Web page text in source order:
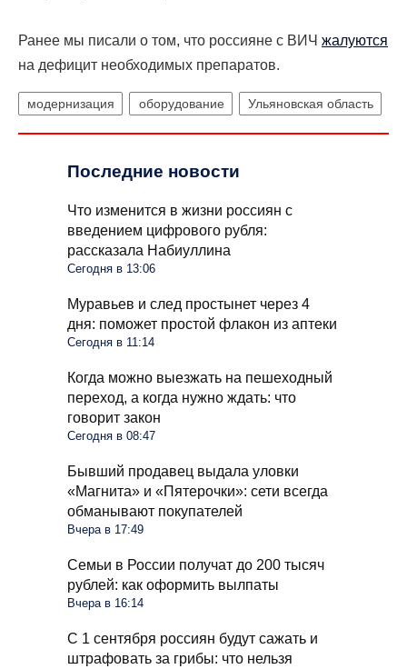
Ранее мы писали о том, что россияне с ВИЧ жалуются
на дефицит необходимых препаратов.
модернизация оборудование Ульяновская область
Последние новости
Что изменится в жизни россиян с
введением цифрового рубля:
рассказала Набиуллина
Сегодня в 13:06
Муравьев и след простынет через 4
дня: поможет простой флакон из аптеки
Сегодня в 11:14
Когда можно выезжать на пешеходный
переход, а когда нужно ждать: что
говорит закон
Сегодня в 08:47
Бывший продавец выдала уловки
«Магнита» и «Пятерочки»: сети всегда
обманывают покупателей
Вчера в 17:49
Семьи в России получат до 200 тысяч
рублей: как оформить вылпаты
Вчера в 16:14
С 1 сентября россиян будут сажать и
штрафовать за грибы: что нельзя